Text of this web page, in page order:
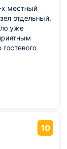
местный
отдельный.
уже
10